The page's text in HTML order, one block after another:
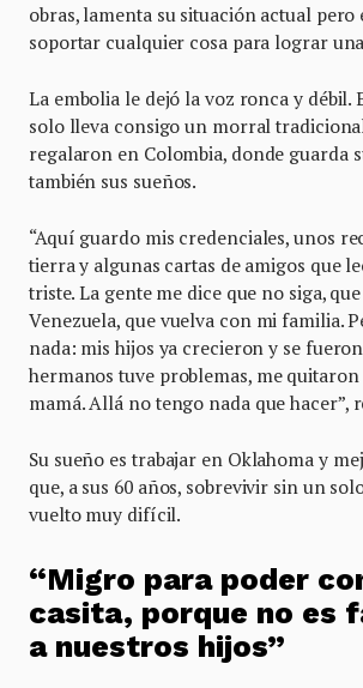
obras, lamenta su situación actual pero
soportar cualquier cosa para lograr
La embolia le dejó la voz ronca y débil.
solo lleva consigo un morral
regalaron en Colombia, donde guarda
también sus sueños.
“Aquí guardo mis credenciales, unos
tierra y algunas cartas de amigos que
triste. La gente me dice que no siga,
Venezuela, que vuelva con mi familia.
nada: mis hijos ya crecieron y se
hermanos tuve problemas, me quitaron
mamá. Allá no tengo nada que hacer”,
Su sueño es trabajar en Oklahoma y
que, a sus 60 años, sobrevivir sin un
vuelto muy difícil.
“Migro para poder
casita, porque no es
a nuestros hijos”